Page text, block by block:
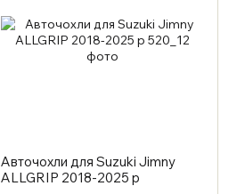
Авточохли для Suzuki Jimny
ALLGRIP 2018-2025 р